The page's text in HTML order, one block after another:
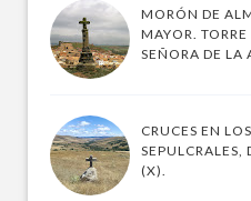
MORÓN DE
MAYOR.
SEÑORA DE LA
CRUCES EN
SEPULCRALES,
(X).